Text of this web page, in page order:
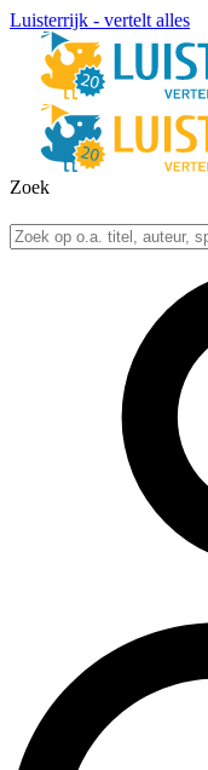
Luisterrijk - vertelt alles
Zoek